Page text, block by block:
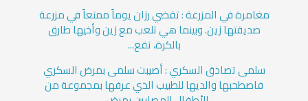
مغامرة في المزرعة : تقضي رزان يوماً ممتعاً في مزرعة
صديقتها زين. وبينما هي تلعب مع زين وأخيها طارق
بالكرة، تقع...
سلمى تصادق السكري : أصيبت سلمى بمرض السكري
فاصطحبها والديها للطبيب الذي عرفها بمجموعة من